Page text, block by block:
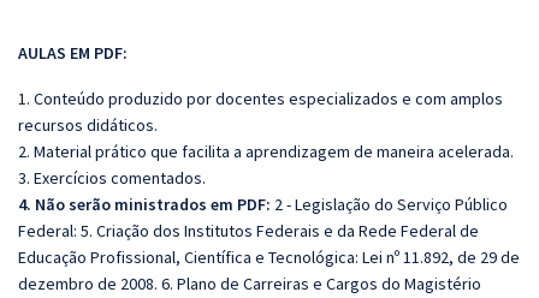
AULAS EM PDF:
1. Conteúdo produzido por docentes especializados e com amplos
recursos didáticos.
2. Material prático que facilita a aprendizagem de maneira acelerada.
3. Exercícios comentados.
4. Não serão ministrados em PDF: 2 - Legislação do Serviço Público
Federal: 5. Criação dos Institutos Federais e da Rede Federal de
Educação Profissional, Científica e Tecnológica: Lei nº 11.892, de 29 de
dezembro de 2008. 6. Plano de Carreiras e Cargos do Magistério